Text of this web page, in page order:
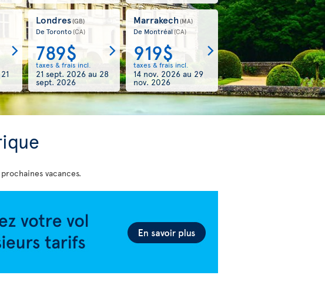
21
Londres(GB)
De Toronto(CA)
789$
taxes & frais incl.
21 sept. 2026 au 28
sept. 2026
Marrakech(MA)
De Montréal(CA)
919$
taxes & frais incl.
14 nov. 2026au 29
nov. 2026
vacances.